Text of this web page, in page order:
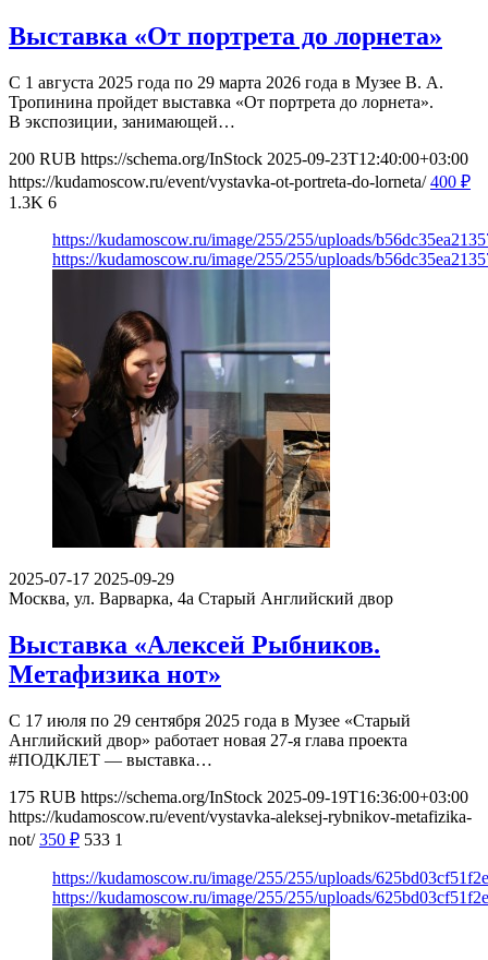
Выставка «От портрета до лорнета»
С 1 августа 2025 года по 29 марта 2026 года в Музее В. А.
Тропинина пройдет выставка «От портрета до лорнета».
В экспозиции, занимающей…
200 RUB https://schema.org/InStock 2025-09-23T12:40:00+03:00
https://kudamoscow.ru/event/vystavka-ot-portreta-do-lorneta/ 400 ₽
1.3K 6
https://kudamoscow.ru/image/255/255/uploads/
https://kudamoscow.ru/image/255/255/uploads/
2025-07-17 2025-09-29
Москва, ул. Варварка, 4а Старый Английский двор
Выставка «Алексей Рыбников.
Метафизика нот»
С 17 июля по 29 сентября 2025 года в Музее «‎Старый
Английский двор» работает новая 27-я глава проекта
#ПОДКЛЕТ — выставка…
175 RUB https://schema.org/InStock 2025-09-19T16:36:00+03:00
https://kudamoscow.ru/event/vystavka-aleksej-rybnikov-metafizika-
not/ 350 ₽ 533 1
https://kudamoscow.ru/image/255/255/uploads/
https://kudamoscow.ru/image/255/255/uploads/